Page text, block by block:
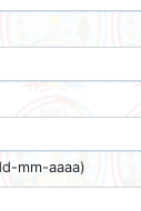
mm-aaaa)